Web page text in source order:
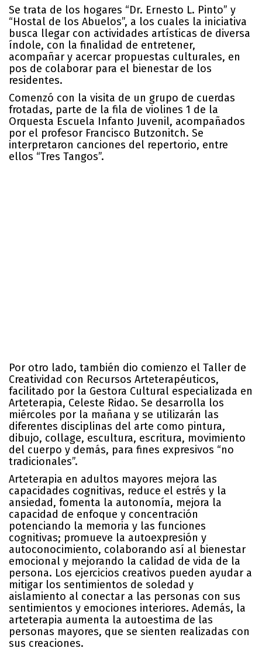
Se trata de los hogares “Dr. Ernesto L. Pinto” y
“Hostal de los Abuelos”, a los cuales la iniciativa
busca llegar con actividades artísticas de diversa
índole, con la finalidad de entretener,
acompañar y acercar propuestas culturales, en
pos de colaborar para el bienestar de los
residentes.
Comenzó con la visita de un grupo de cuerdas
frotadas, parte de la fila de violines 1 de la
Orquesta Escuela Infanto Juvenil, acompañados
por el profesor Francisco Butzonitch. Se
interpretaron canciones del repertorio, entre
ellos “Tres Tangos”.
Por otro lado, también dio comienzo el Taller de
Creatividad con Recursos Arteterapéuticos,
facilitado por la Gestora Cultural especializada en
Arteterapia, Celeste Ridao. Se desarrolla los
miércoles por la mañana y se utilizarán las
diferentes disciplinas del arte como pintura,
dibujo, collage, escultura, escritura, movimiento
del cuerpo y demás, para fines expresivos “no
tradicionales”.
Arteterapia en adultos mayores mejora las
capacidades cognitivas, reduce el estrés y la
ansiedad, fomenta la autonomía, mejora la
capacidad de enfoque y concentración
potenciando la memoria y las funciones
cognitivas; promueve la autoexpresión y
autoconocimiento, colaborando así al bienestar
emocional y mejorando la calidad de vida de la
persona. Los ejercicios creativos pueden ayudar a
mitigar los sentimientos de soledad y
aislamiento al conectar a las personas con sus
sentimientos y emociones interiores. Además, la
arteterapia aumenta la autoestima de las
personas mayores, que se sienten realizadas con
sus creaciones.